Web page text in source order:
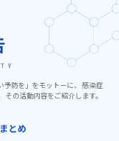
防を」をモットーに、
感染症
その活動内容をご紹介します。
とめ